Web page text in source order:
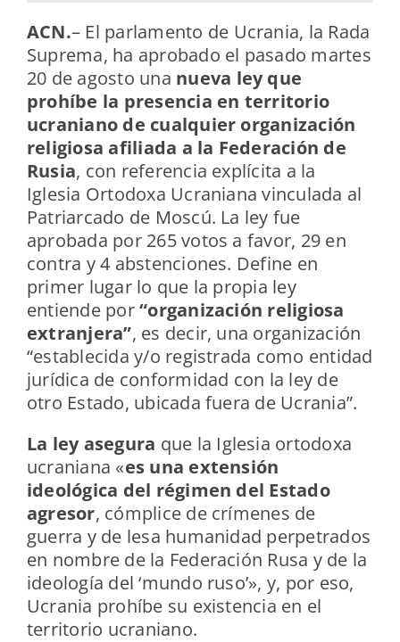
ACN.– El parlamento de Ucrania, la Rada
Suprema, ha aprobado el pasado martes
20 de agosto una nueva ley que
prohíbe la presencia en territorio
ucraniano de cualquier organización
religiosa afiliada a la Federación de
Rusia, con referencia explícita a la
Iglesia Ortodoxa Ucraniana vinculada al
Patriarcado de Moscú. La ley fue
aprobada por 265 votos a favor, 29 en
contra y 4 abstenciones. Define en
primer lugar lo que la propia ley
entiende por“organización religiosa
extranjera”, es decir, una organización
“establecida y/o registrada como entidad
jurídica de conformidad con la ley de
otro Estado, ubicada fuera de Ucrania”.
La ley asegura que la Iglesia ortodoxa
ucraniana «es una extensión
ideológica del régimen del Estado
agresor, cómplice de crímenes de
guerra y de lesa humanidad perpetrados
en nombre de la Federación Rusa y de la
ideología del ‘mundo ruso’», y, por eso,
Ucrania prohíbe su existencia en el
territorio ucraniano.